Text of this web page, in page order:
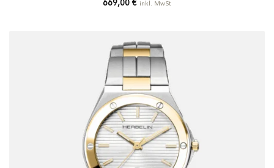
669,00 € inkl. MwSt